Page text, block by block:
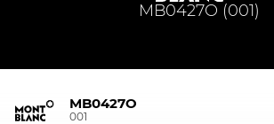
MB0427O (001)
MB0427O
001